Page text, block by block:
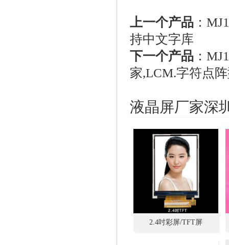
上一个产品 ：
持中文字库
下一个产品 ：
家,LCM.字符点
液晶屏厂家深
2.4吋彩屏/TFT屏